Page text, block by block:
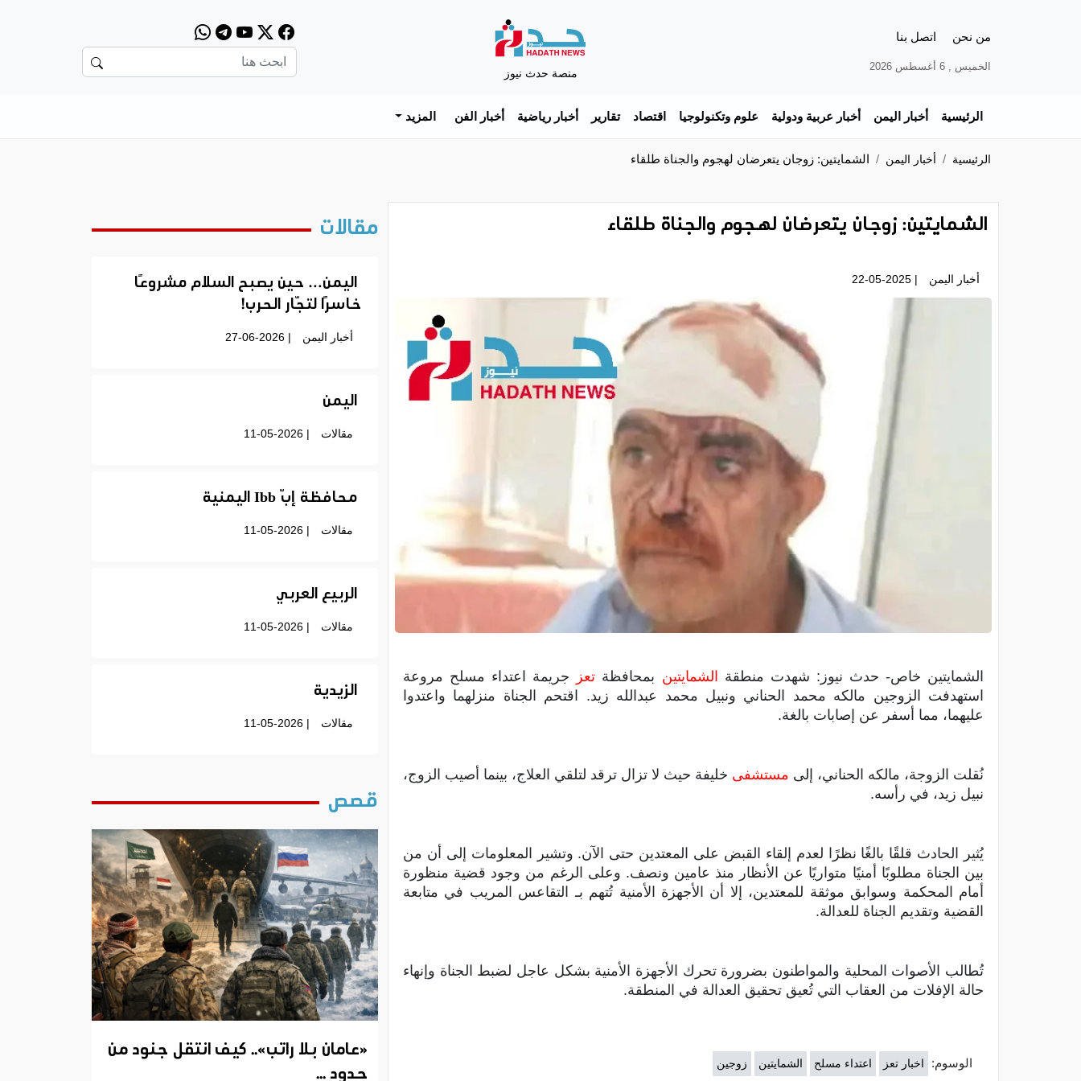
من نحن اتصل بنا
الخميس , 6 أغسطس 2026
منصة حدث نيوز
الرئيسية أخبار اليمن أخبار عربية ودولية علوم وتكنولوجيا اقتصاد تقارير أخبار رياضية أخبار الفن المزيد
الرئيسية أخبار اليمن الشمايتين: زوجان يتعرضان لهجوم والجناة طلقاء
الشمايتين: زوجان يتعرضان لهجوم والجناة طلقاء
أخبار اليمن | 22-05-2025
الشمايتين خاص- حدث نيوز: شهدت منطقة الشمايتين بمحافظة تعز
جريمة اعتداء مسلح مروعة
استهدفت الزوجين مالكه محمد الحناني ونبيل محمد عبدالله زيد. اقتحم الجناة منزلهما واعتدوا
عليهما، مما أسفر عن إصابات بالغة.
نُقلت الزوجة، مالكه الحناني، إلى مستشفى خليفة حيث لا تزال ترقد لتلقي العلاج، بينما أصيب الزوج،
نبيل زيد، في رأسه.
يُثير الحادث قلقًا بالغًا نظرًا لعدم إلقاء القبض على المعتدين حتى الآن. وتشير المعلومات إلى أن من
بين الجناة مطلوبًا أمنيًا متواريًا عن الأنظار منذ عامين ونصف. وعلى الرغم من وجود قضية منظورة
أمام المحكمة وسوابق موثقة للمعتدين، إلا أن الأجهزة الأمنية تُتهم بـ التقاعس المريب في متابعة
القضية وتقديم الجناة للعدالة.
تُطالب الأصوات المحلية والمواطنون بضرورة تحرك الأجهزة الأمنية بشكل عاجل لضبط الجناة وإنهاء
حالة الإفلات من العقاب التي تُعيق تحقيق العدالة في المنطقة.
الوسوم: اخبار تعز اعتداء مسلح الشمايتين زوجين
مقالات
اليمن… حين يصبح السلام مشروعًا
خاسرًا لتجّار الحرب!
أخبار اليمن | 27-06-2026
اليمن
مقالات | 11-05-2026
محافظة إبّ Ibb اليمنية
مقالات | 11-05-2026
الربيع العربي
مقالات | 11-05-2026
الزيدية
مقالات | 11-05-2026
قصص
«عامان بلا راتب».. كيف انتقل جنود من
حدود ...